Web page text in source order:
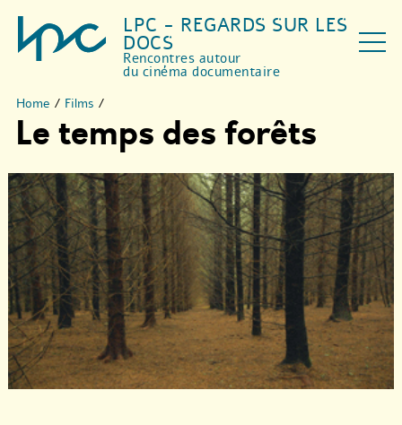
LPC - REGARDS SUR LES
DOCS
Rencontres autour
du cinéma documentaire
Home / Films /
Le temps des forêts